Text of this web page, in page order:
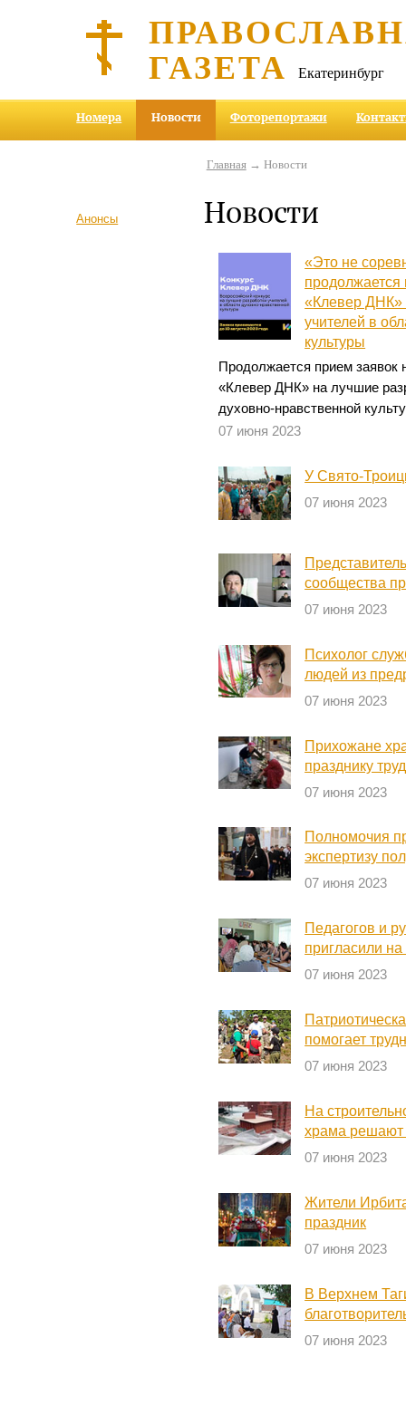
ГАЗЕТА Екатеринбург
Номера Новости Фоторепортажи
Анонсы
Главная→ Новости
Новости
«Это не
продолжается
«Клевер ДНК»
учителей в
культуры
Продолжается прием заявок
«Клевер ДНК» на лучшие
духовно-нравственной
07 июня 2023
У Свято-
07 июня 2023
сообщества
07 июня 2023
Психолог
людей из
07 июня 2023
Прихожане
празднику
07 июня 2023
Полномочия
экспертизу
07 июня 2023
Педагогов и
пригласили
07 июня 2023
помогает
07 июня 2023
На
храма решают
07 июня 2023
Жители
праздник
07 июня 2023
В Верхнем
07 июня 2023